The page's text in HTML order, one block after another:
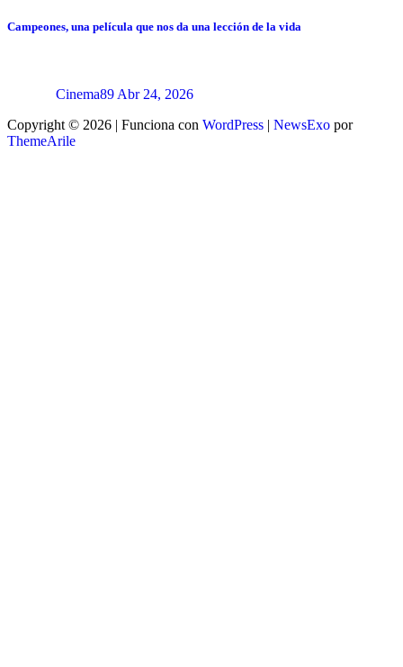
Campeones, una película que nos da una lección de la vida
Cinema89 Abr 24, 2026
Copyright © 2026 | Funciona con WordPress | NewsExo por
ThemeArile